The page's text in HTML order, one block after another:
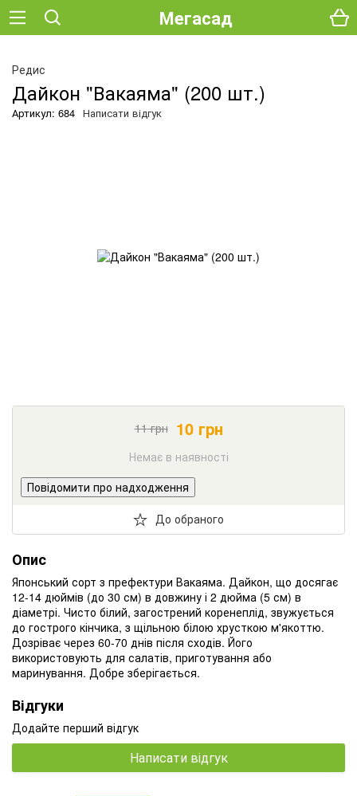
Мегасад
Редис
Дайкон "Вакаяма" (200 шт.)
Артикул: 684 Написати відгук
11грн 10грн
Немає в наявності
Повідомити про надходження
До обраного
Опис
Японський сорт з префектури Вакаяма. Дайкон, що досягає
12-14 дюймів (до 30 см) в довжину і 2 дюйма (5 см) в
діаметрі. Чисто білий, загострений коренеплід, звужується
до гострого кінчика, з щільною білою хрусткою м'якоттю.
Дозріває через 60-70 днів після сходів. Його
використовують для салатів, приготування або
маринування. Добре зберігається.
Відгуки
Додайте перший відгук
Написати відгук